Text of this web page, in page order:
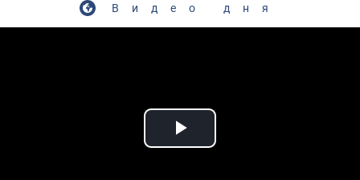
Видео дня
Play Video